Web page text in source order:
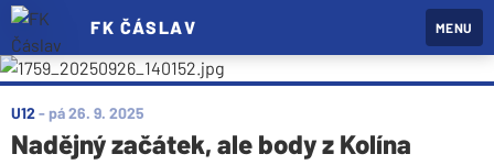
FK ČÁSLAV MENU
U12-pá 26. 9. 2025
Nadějný začátek, ale body z Kolína